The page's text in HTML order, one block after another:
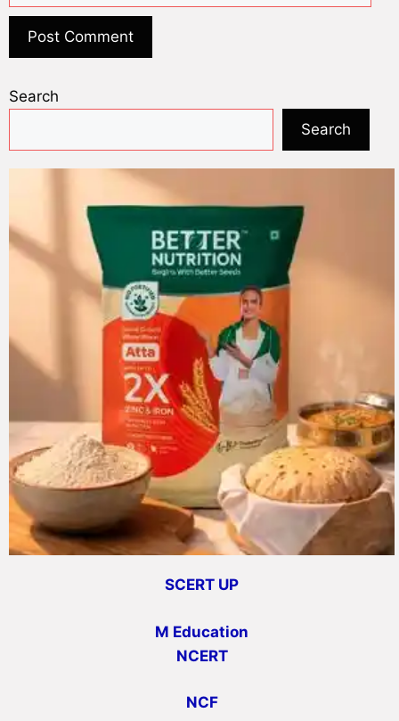
Search
Search
SCERT UP
M Education
NCERT
NCF